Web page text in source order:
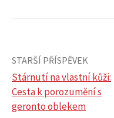
N
STARŠÍ PŘÍSPĚVEK
Stárnutí na vlastní kůži:
Cesta k porozumění s
geronto oblekem